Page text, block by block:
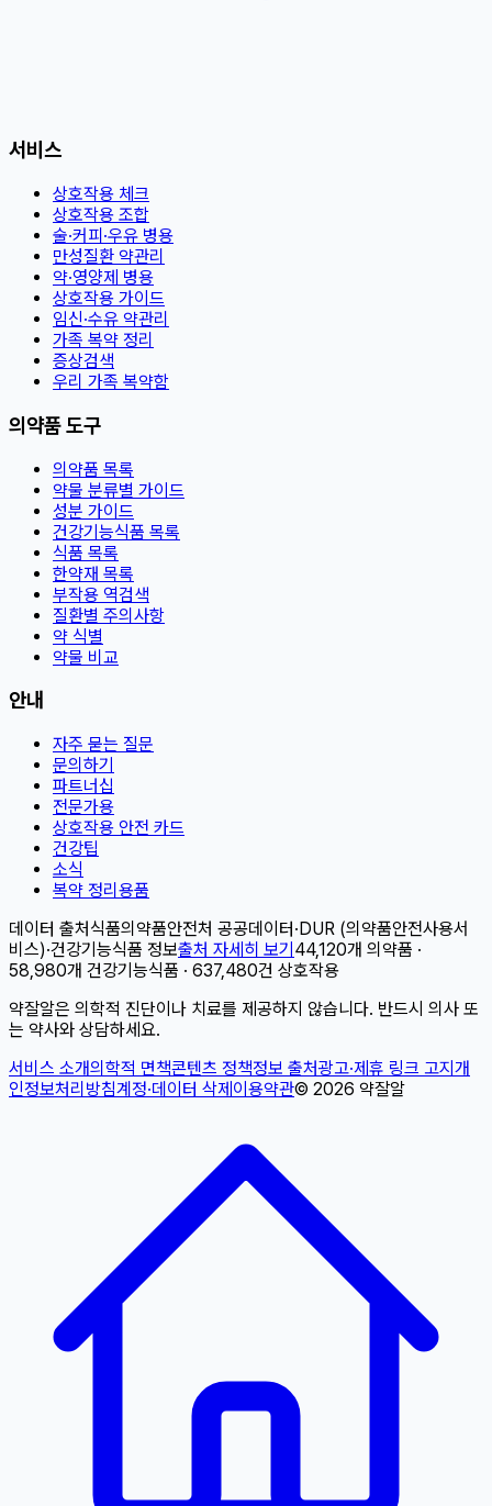
서비스
상호작용 체크
상호작용 조합
술·커피·우유 병용
만성질환 약관리
약·영양제 병용
상호작용 가이드
임신·수유 약관리
가족 복약 정리
증상검색
우리 가족 복약함
의약품 도구
의약품 목록
약물 분류별 가이드
성분 가이드
건강기능식품 목록
식품 목록
한약재 목록
부작용 역검색
질환별 주의사항
약 식별
약물 비교
안내
자주 묻는 질문
문의하기
파트너십
전문가용
상호작용 안전 카드
건강팁
소식
복약 정리용품
데이터 출처식품의약품안전처 공공데이터·DUR (의약품안전사용서
비스)·건강기능식품 정보출처 자세히 보기44,120개 의약품 ·
58,980개 건강기능식품 · 637,480건 상호작용
약잘알은 의학적 진단이나 치료를 제공하지 않습니다. 반드시 의사 또
는 약사와 상담하세요.
서비스 소개의학적 면책콘텐츠 정책정보 출처광고·제휴 링크 고지개
인정보처리방침계정·데이터 삭제이용약관© 2026 약잘알